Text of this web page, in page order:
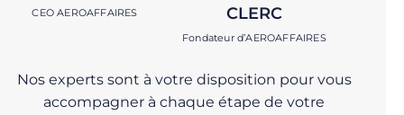
CEO AEROAFFAIRES
CLERC
Fondateur d’AEROAFFAIRES
Nos experts sont à votre disposition pour vous
accompagner à chaque étape de votre